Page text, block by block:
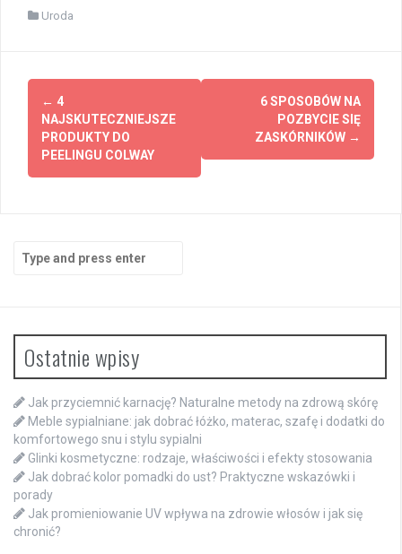
Uroda
Post
navigation
← 4
NAJSKUTECZNIEJSZE
PRODUKTY DO
PEELINGU COLWAY
6 SPOSOBÓW NA
POZBYCIE SIĘ
ZASKÓRNIKÓW →
for:
Ostatnie wpisy
Jak przyciemnić karnację? Naturalne metody na zdrową skórę
Meble sypialniane: jak dobrać łóżko, materac, szafę i dodatki do
komfortowego snu i stylu sypialni
Glinki kosmetyczne: rodzaje, właściwości i efekty stosowania
Jak dobrać kolor pomadki do ust? Praktyczne wskazówki i
porady
Jak promieniowanie UV wpływa na zdrowie włosów i jak się
chronić?